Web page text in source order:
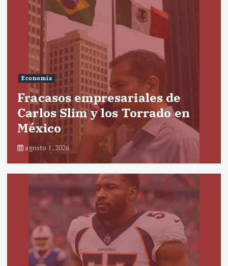
Economía
Fracasos empresariales de
Carlos Slim y los Torrado en
México
agosto 1, 2026